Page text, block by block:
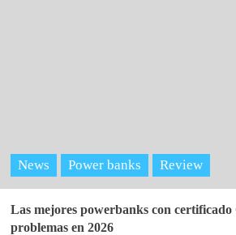
News Power banks Review
Las mejores powerbanks con
problemas en 2026